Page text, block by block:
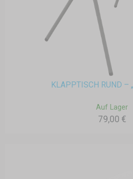
KLAPPTISCH RUND –
Auf Lager
79,00 €